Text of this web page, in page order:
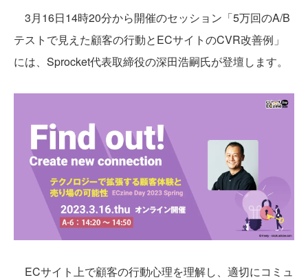
3月16日14時20分から開催のセッション「5万回のA/B
テストで見えた顧客の行動とECサイトのCVR改善例」
には、Sprocket代表取締役の深田浩嗣氏が登壇します。
ECサイト上で顧客の行動心理を理解し、適切にコミュ